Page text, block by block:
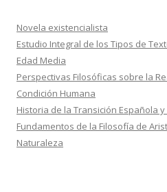
Novela existencialista
Estudio Integral de los Tipos de
Edad Media
Perspectivas Filosóficas sobre la
Condición Humana
Historia de la Transición Española
Fundamentos de la Filosofía de
Naturaleza